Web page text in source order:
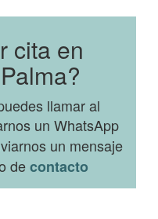
cita en
llamar al
un WhatsApp
un mensaje
decontacto